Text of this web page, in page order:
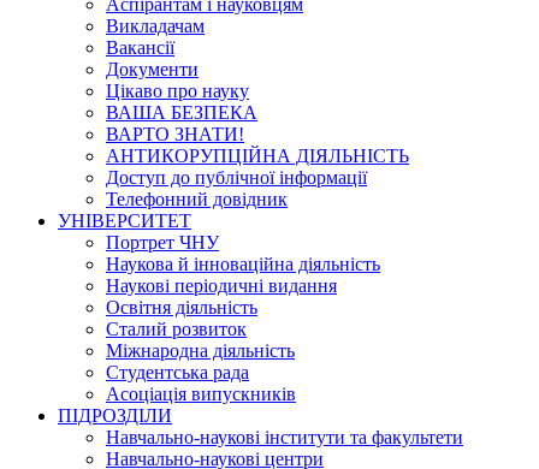
Викладачам
Вакансії
Документи
Цікаво про науку
ВАША БЕЗПЕКА
ВАРТО ЗНАТИ!
АНТИКОРУПЦІЙНА ДІЯЛЬНІСТЬ
Доступ до публічної інформації
Телефонний довідник
УНІВЕРСИТЕТ
Портрет ЧНУ
Наукова й інноваційна діяльність
Наукові періодичні видання
Освітня діяльність
Сталий розвиток
Міжнародна діяльність
Студентська рада
Асоціація випускників
ПІДРОЗДІЛИ
Навчально-наукові інститути та факультети
Навчально-наукові центри